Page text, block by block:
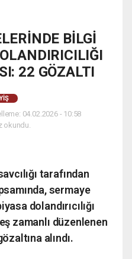
BİLGİ
22 GÖZALTI
04.02.2026 - 10:58
okundu.
tarafından
sermaye
dolandırıcılığı
zamanlı düzenlenen
alındı.